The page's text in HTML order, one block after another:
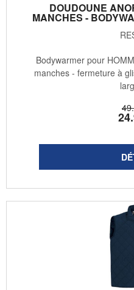
DOUDOUNE
MANCHES -
49
24
Bodywarmer pour
manches - fermeture à